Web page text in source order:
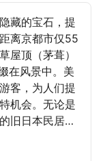
藏的宝石，提
离京都市仅55
屋顶（茅葺）
在风景中。美
客，为人们提
机会。无论是
旧日本民居，
统在这里依然
统乡村生活的